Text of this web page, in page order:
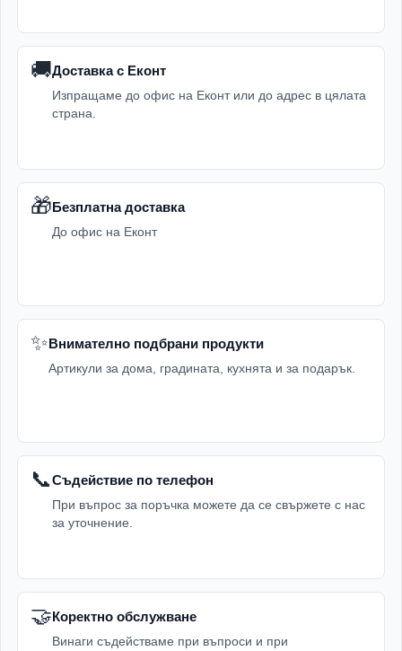
🚚Доставка с Еконт
Изпращаме до офис на Еконт или до адрес в цялата
страна.
🎁Безплатна доставка
До офис на Еконт
✨Внимателно подбрани продукти
Артикули за дома, градината, кухнята и за подарък.
📞Съдействие по телефон
При въпрос за поръчка можете да се свържете с нас
за уточнение.
🤝Коректно обслужване
Винаги съдействаме при въпроси и при